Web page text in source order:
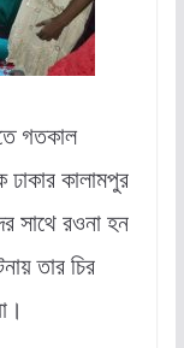
গতকাল
কালামপুর
সাথে রওনা হন
তার চির